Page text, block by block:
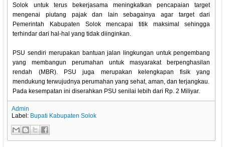
Solok untuk terus bekerjasama meningkatkan pencapaian target
mengenai piutang pajak dan lain sebagainya agar target dari
Pemerintah Kabupaten Solok mencapai titik maksimal sehingga
terhindar dari hal-hal yang tidak diinginkan.
PSU sendiri merupakan bantuan jalan lingkungan untuk pengembang
yang membangun perumahan untuk masyarakat berpenghasilan
rendah (MBR). PSU juga merupakan kelengkapan fisik yang
mendukung terwujudnya perumahan yang sehat, aman, dan terjangkau.
Pada kesempatan ini diserahkan PSU senilai lebih dari Rp. 2 Miliyar.
Admin
Label: Bupati Kabupaten Solok